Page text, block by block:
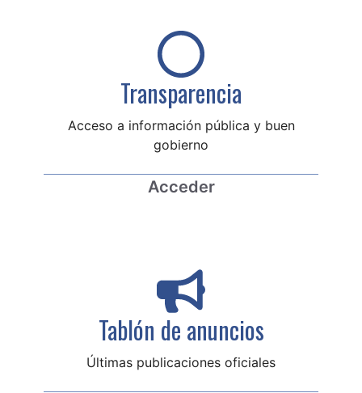
Transparencia
Acceso a información pública y buen
gobierno
Acceder
Tablón de anuncios
Últimas publicaciones oficiales